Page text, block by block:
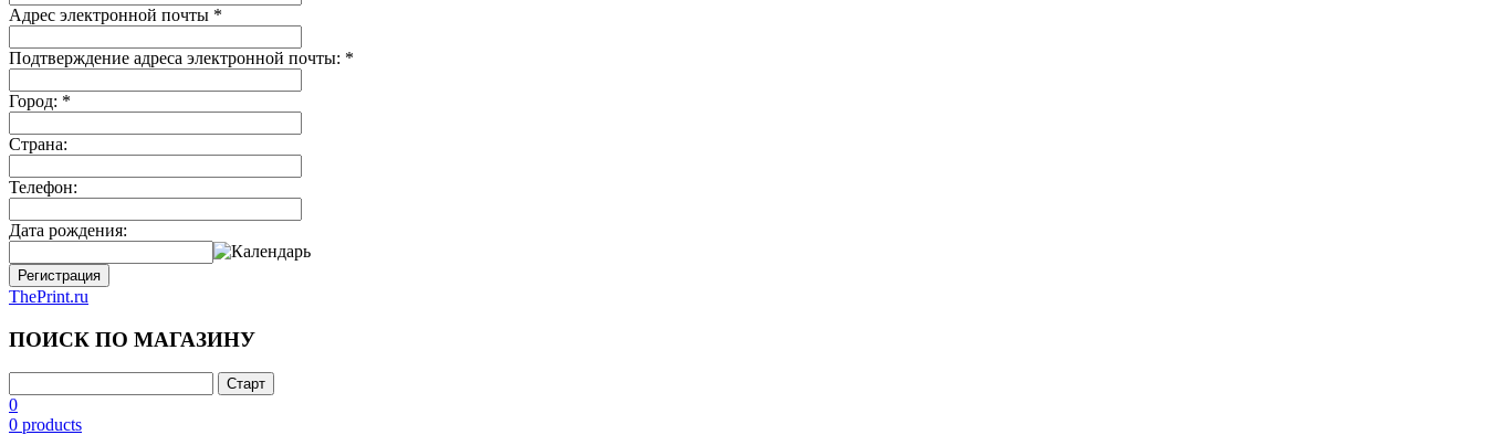
Адрес электронной почты *
Подтверждение адреса электронной почты: *
Город: *
Страна:
Телефон:
Дата рождения:
Регистрация
ThePrint.ru
ПОИСК ПО МАГАЗИНУ
0
0 products